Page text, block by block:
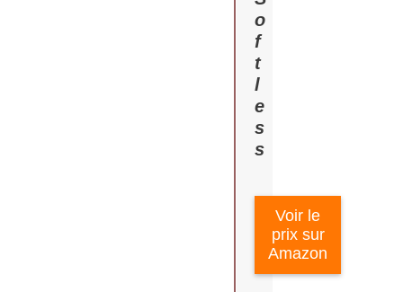
o
f
t
l
e
s
s
Voir le
prix sur
Amazon